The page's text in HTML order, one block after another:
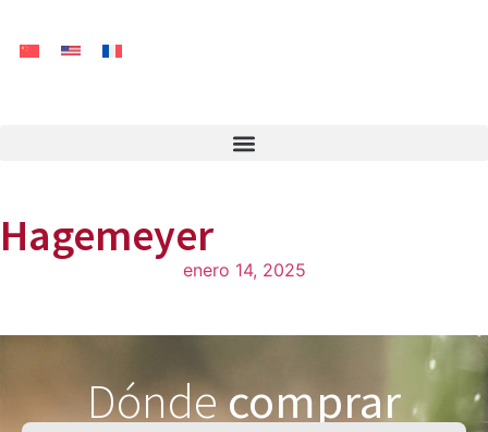
Hagemeyer
enero 14, 2025
Dóndecomprar